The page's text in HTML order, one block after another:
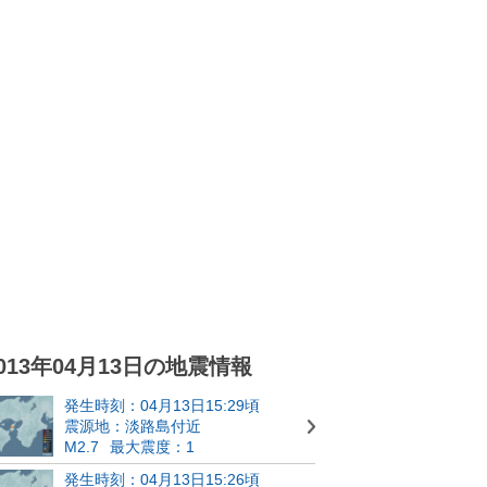
年04月13日の地震情報
発生時刻：04月13日15:29頃
震源地：淡路島付近
M2.7
最大震度：1
発生時刻：04月13日15:26頃